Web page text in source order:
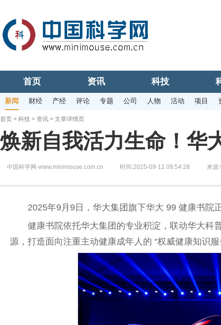
首页 资讯 科技
新闻 财经 产经 评论 专题 公司 人物 活动 项目
首页 > 科技 > 资讯 > 文章详情页
焕新自我活力生命！华
中国科学网·www.minimouse.com.cn 时间:2025-09-12 09:54:28 来源:
2025年9月9日，华大集团旗下华大 99 健康书院
健康书院依托华大集团的专业积淀，联动华大科
源，打造面向注重主动健康成年人的 “权威健康知识